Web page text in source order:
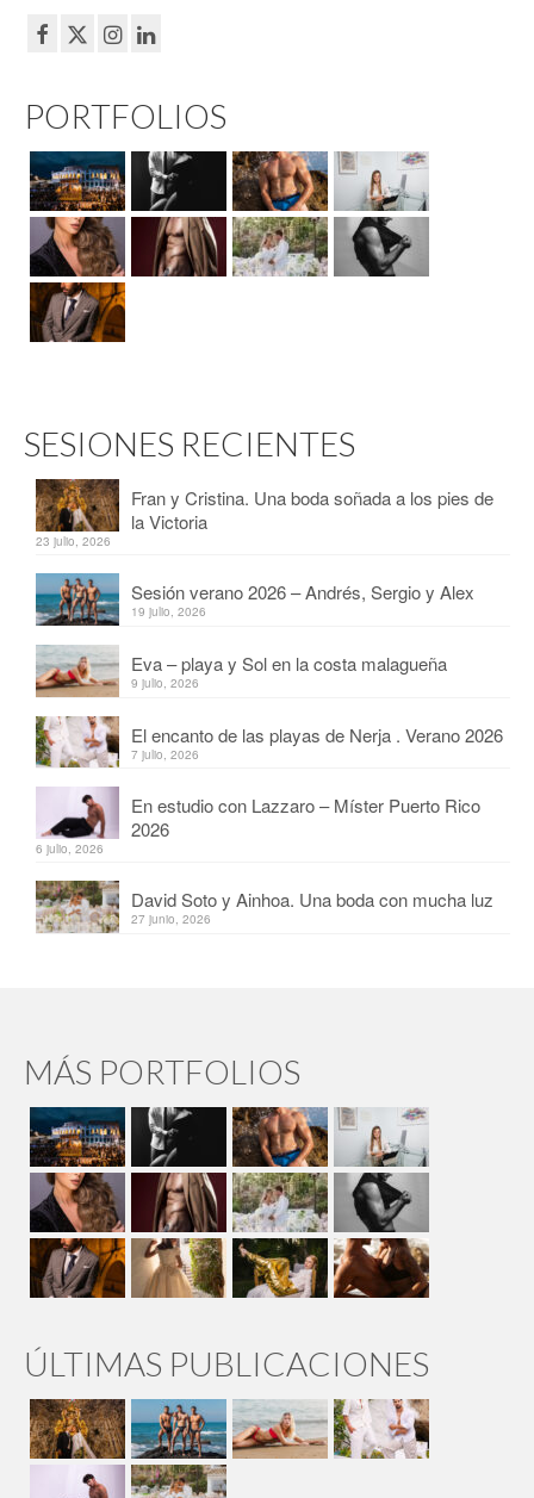
PORTFOLIOS
SESIONES RECIENTES
Fran y Cristina. Una boda soñada a los pies de
la Victoria
23 julio, 2026
Sesión verano 2026 – Andrés, Sergio y Alex
19 julio, 2026
Eva – playa y Sol en la costa malagueña
9 julio, 2026
El encanto de las playas de Nerja . Verano 2026
7 julio, 2026
En estudio con Lazzaro – Míster Puerto Rico
2026
6 julio, 2026
David Soto y Ainhoa. Una boda con mucha luz
27 junio, 2026
MÁS PORTFOLIOS
ÚLTIMAS PUBLICACIONES